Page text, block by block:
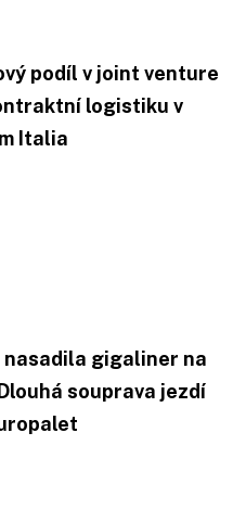
podíl v joint venture
logistiku v
Italia
nasadila gigaliner na
souprava jezdí